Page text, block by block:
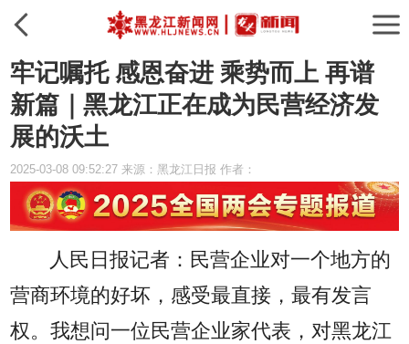
牢记嘱托 感恩奋进 乘势而上 再谱
新篇｜黑龙江正在成为民营经济发
展的沃土
2025-03-08 09:52:27 来源：黑龙江日报 作者：
人民日报记者 ： 民营企业对一个地方的
营商环境的好坏，感受最直接，最有发言
权。我想问一位民营企业家代表，对黑龙江